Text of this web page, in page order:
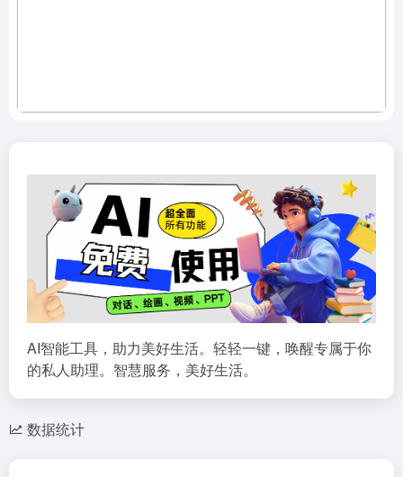
AI智能工具，助力美好生活。轻轻一键，唤醒专属于你
的私人助理。智慧服务，美好生活。
数据统计